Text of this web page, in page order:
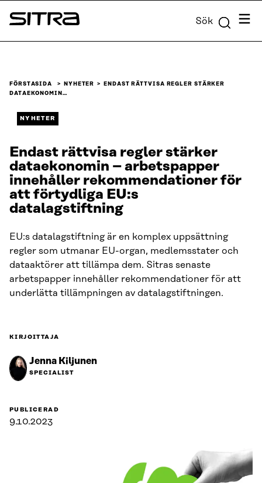
Skip to
content
Sitra Sök Meny
FÖRSTASIDA NYHETER
ENDAST RÄTTVISA REGLER STÄRKER
DATAEKONOMIN…
NYHETER
Endast rättvisa regler stärker
dataekonomin – arbetspapper
innehåller rekommendationer för
att förtydliga EU:s
datalagstiftning
EU:s datalagstiftning är en komplex uppsättning
regler som utmanar EU-organ, medlemsstater och
dataaktörer att tillämpa dem. Sitras senaste
arbetspapper innehåller rekommendationer för att
underlätta tillämpningen av datalagstiftningen.
KIRJOITTAJA
Jenna Kiljunen
SPECIALIST
PUBLICERAD
9.10.2023